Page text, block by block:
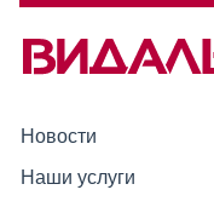
Новости
Наши услуги